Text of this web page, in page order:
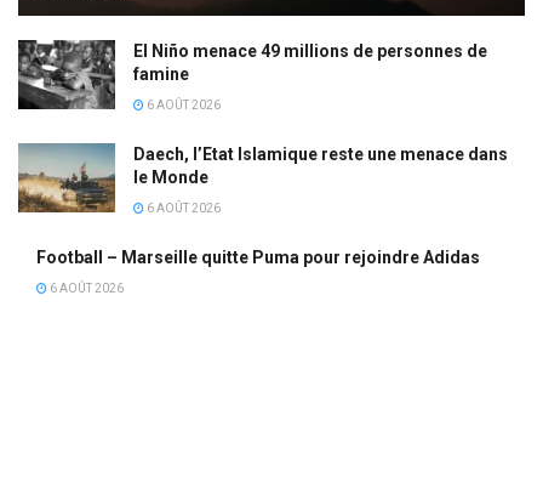
El Niño menace 49 millions de personnes de
famine
6 AOÛT 2026
Daech, l’Etat Islamique reste une menace dans
le Monde
6 AOÛT 2026
Football – Marseille quitte Puma pour rejoindre Adidas
6 AOÛT 2026